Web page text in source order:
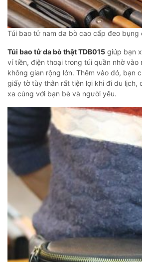
Túi bao tử nam da bò cao cấp đeo
Túi bao tử da bò thật TDB015 giúp bạn
ví tiền, điện thoại trong túi quần nhờ vào
không gian rộng lớn. Thêm vào đó, bạn
giấy tờ tùy thân rất tiện lợi khi đi du lịch,
xa cùng với bạn bè và người yêu.